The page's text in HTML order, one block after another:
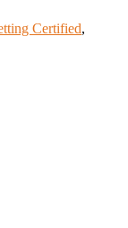
Certified,